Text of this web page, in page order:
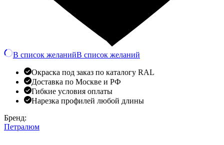
В список желанийВ список желаний
Окраска под заказ по каталогу RAL
Доставка по Москве и РФ
Гибкие условия оплаты
Нарезка профилей любой длины
Бренд:
Петралюм